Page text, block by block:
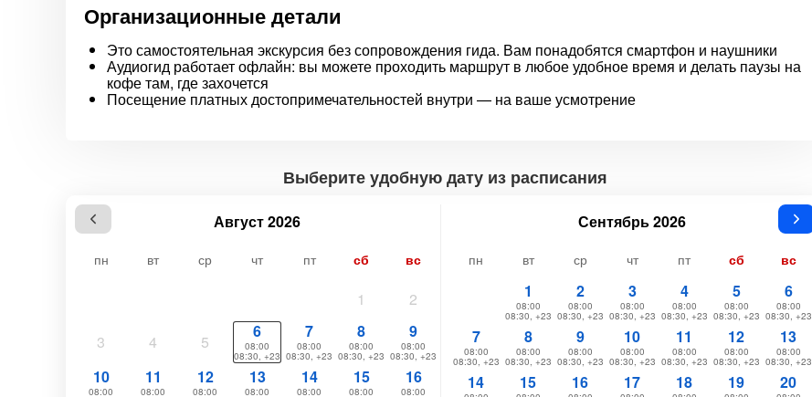
Организационные детали
Это самостоятельная экскурсия без сопровождения гида. Вам понадобятся смартфон и наушники
Аудиогид работает офлайн: вы можете проходить маршрут в любое удобное время и делать паузы на
кофе там, где захочется
Посещение платных достопримечательностей внутри — на ваше усмотрение
Выберите удобную дату из расписания
Август 2026
пн вт ср чт пт сб вс
1 2
3 4 5
6
08:00
08:30, +23
7
08:00
08:30, +23
8
08:00
08:30, +23
9
08:00
08:30, +23
10
08:00
11
08:00
12
08:00
13
08:00
14
08:00
15
08:00
16
08:00
Сентябрь 2026
пн вт ср чт пт сб вс
1
08:00
08:30, +23
2
08:00
08:30, +23
3
08:00
08:30, +23
4
08:00
08:30, +23
5
08:00
08:30, +23
6
08:00
08:30, +23
7
08:00
08:30, +23
8
08:00
08:30, +23
9
08:00
08:30, +23
10
08:00
08:30, +23
11
08:00
08:30, +23
12
08:00
08:30, +23
13
08:00
08:30, +23
14 15 16 17 18 19 20